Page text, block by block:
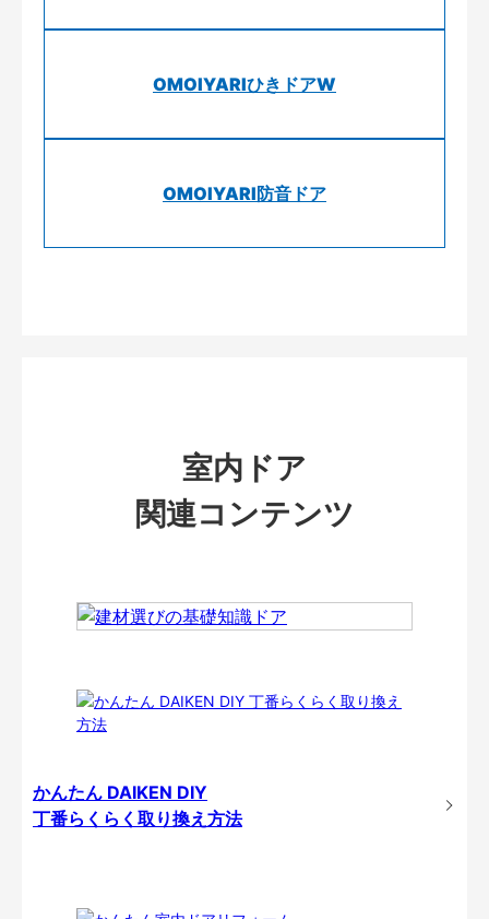
OMOIYARIひきドアW
OMOIYARI防音ドア
室内ドア
関連コンテンツ
かんたん DAIKEN DIY
丁番らくらく取り換え方法